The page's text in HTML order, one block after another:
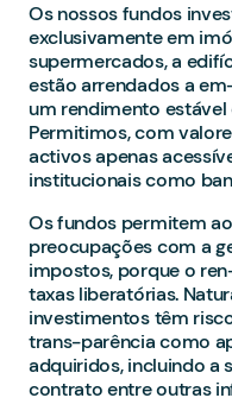
Os nossos fundos
exclusivamente em
supermercados, a
estão arrendados a
um rendimento
Permitimos, com
activos apenas
institucionais como
Os fundos permitem
preocupações com a
impostos, porque o
taxas liberatórias.
investimentos têm
trans-parência como
adquiridos, incluindo a
contrato entre outras